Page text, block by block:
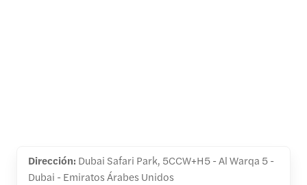
Dirección: Dubai Safari Park, 5CCW+H5 - Al Warqa 5 -
Dubai - Emiratos Árabes Unidos